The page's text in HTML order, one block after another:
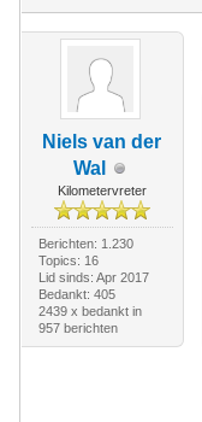
Niels van der
Wal
Kilometervreter
Berichten: 1.230
Topics: 16
Lid sinds: Apr 2017
Bedankt: 405
2439 x bedankt in
957 berichten